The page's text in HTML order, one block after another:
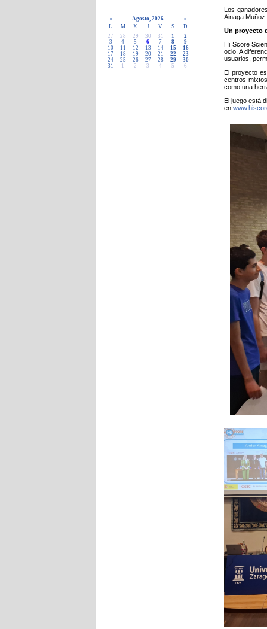
« Agosto, 2026
»
L
M X J V S
D
27
28 29 30 31 1
2
3
4 5 6 7 8
9
10
11 12 13 14 15
16
17
18 19 20 21 22
23
24
25 26 27 28 29
30
31
1 2 3 4 5 6
Los
Ainaga
Un proyecto
Hi Score
ocio. A
usuarios,
El proyecto
centros
como una
El juego está
en